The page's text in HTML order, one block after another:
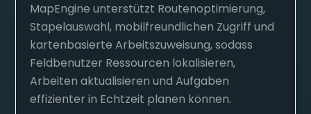
MapEngine unterstützt Routenoptimierung,
Stapelauswahl, mobilfreundlichen Zugriff und
kartenbasierte Arbeitszuweisung, sodass
Feldbenutzer Ressourcen lokalisieren,
Arbeiten aktualisieren und Aufgaben
effizienter in Echtzeit planen können.